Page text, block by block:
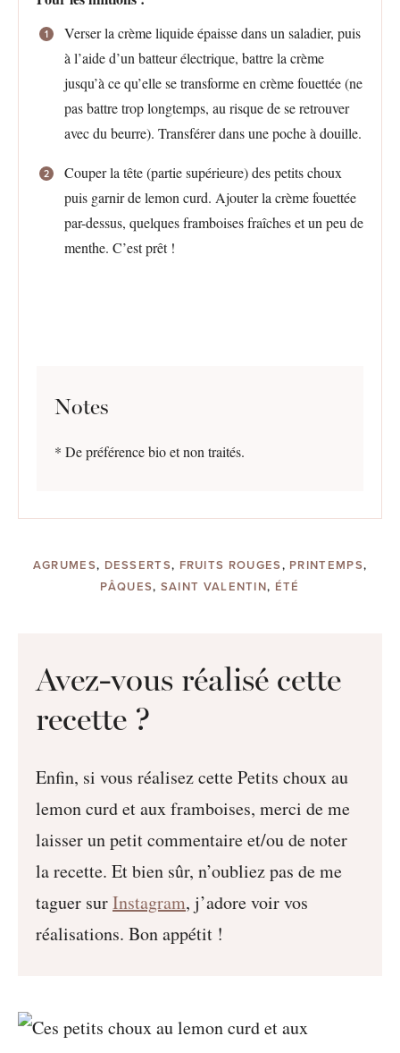
Verser la crème liquide épaisse dans un saladier, puis
à l’aide d’un batteur électrique, battre la crème
jusqu’à ce qu’elle se transforme en crème fouettée (ne
pas battre trop longtemps, au risque de se retrouver
avec du beurre). Transférer dans une poche à douille.
Couper la tête (partie supérieure) des petits choux
puis garnir de lemon curd. Ajouter la crème fouettée
par-dessus, quelques framboises fraîches et un peu de
menthe. C’est prêt !
Notes
* De préférence bio et non traités.
AGRUMES, DESSERTS, FRUITS ROUGES, PRINTEMPS,
PÂQUES, SAINT VALENTIN, ÉTÉ
Avez-vous réalisé cette
recette ?
Enfin, si vous réalisez cette Petits choux au
lemon curd et aux framboises, merci de me
laisser un petit commentaire et/ou de noter
la recette. Et bien sûr, n’oubliez pas de me
taguer surInstagram, j’adore voir vos
réalisations. Bon appétit !